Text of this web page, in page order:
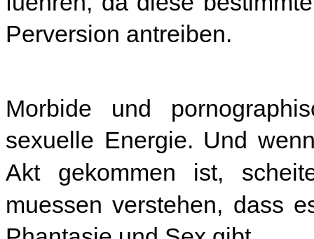
Perversion antreiben.
Morbide und
sexuelle Energie. Und
Akt gekommen ist,
muessen verstehen, dass